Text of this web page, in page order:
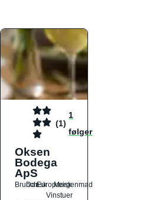
(1)
1
følger
Oksen
Bodega
ApS
Brunch
DanskEuropæiskMorgenmad
Vinstuer